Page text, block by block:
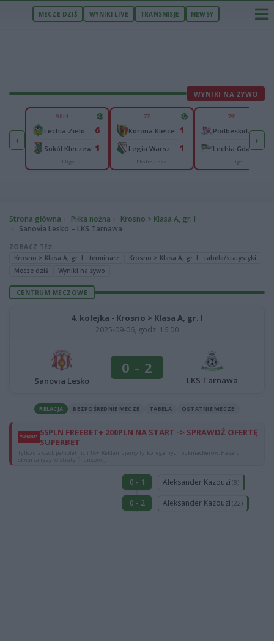
MECZE DZIŚ WYNIKI LIVE TRANSMISJE NEWSY
WYNIKI NA ŻYWO
‹
3
1
90+1
6
Sokół Kleczew 1
II liga
77'
Korona Kielce 1
1
Ekstraklasa
79'
Podbeskidzie Bielsko-Biała1
Lechia Gdańsk1
I liga
›
Strona główna Piłka nożna
Krosno > Klasa A, gr. I
Sanovia Lesko – LKS Tarnawa
ZOBACZ TEŻ
Krosno > Klasa A, gr. I - terminarz
Krosno > Klasa A, gr. I - tabela/statystyki
Mecze dziś
Wyniki na żywo
CENTRUM MECZOWE
4. kolejka - Krosno > Klasa A, gr. I
2025-09-06, godz. 16:00
Sanovia Lesko
0 - 2
LKS Tarnawa
RELACJA BEZPOŚREDNIE MECZE TABELA OSTATNIE MECZE
55PLN FREEBET+ 200PLN NA START -> SPRAWDŹ OFERTĘ
SUPERBET
Tylko dla osób pełnoletnich 18+. Reklamujemy tylko legalnych bukmacherów. Hazard
stwarza ryzyko straty finansowej.
0 - 1 Aleksander Kazouzi (8)
0 - 2 Aleksander Kazouzi (22)